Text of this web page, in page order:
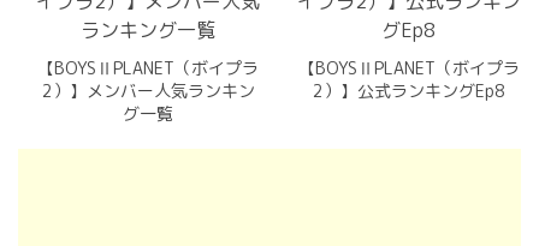
【BOYSⅡPLANET（ボイプラ
2）】メンバー人気ランキン
グ一覧
【BOYSⅡPLANET（ボイプラ
2）】公式ランキングEp8